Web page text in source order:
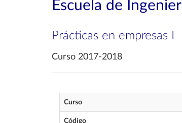
Escuela de
Prácticas en empresas I
Curso 2017-2018
Curso
Código